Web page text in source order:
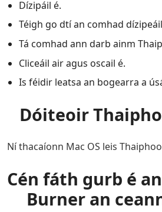
Dízipáil é.
Téigh go dtí an comhad
Tá comhad ann darb ainm
Cliceáil air agus oscail é.
Is féidir leatsa an bogearra a
Dóiteoir
Ní thacaíonn Mac OS leis
Cén fáth gurb é
Burner an